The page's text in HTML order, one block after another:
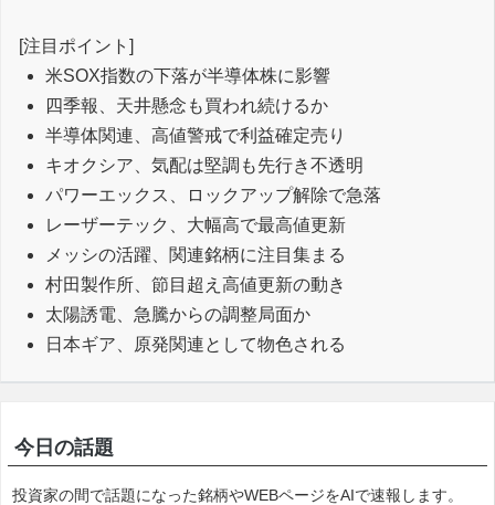
[注目ポイント]
米SOX指数の下落が半導体株に影響
四季報、天井懸念も買われ続けるか
半導体関連、高値警戒で利益確定売り
キオクシア、気配は堅調も先行き不透明
パワーエックス、ロックアップ解除で急落
レーザーテック、大幅高で最高値更新
メッシの活躍、関連銘柄に注目集まる
村田製作所、節目超え高値更新の動き
太陽誘電、急騰からの調整局面か
日本ギア、原発関連として物色される
今日の話題
投資家の間で話題になった銘柄やWEBページをAIで速報します。